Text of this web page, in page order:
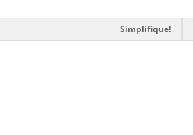
Simplifique!